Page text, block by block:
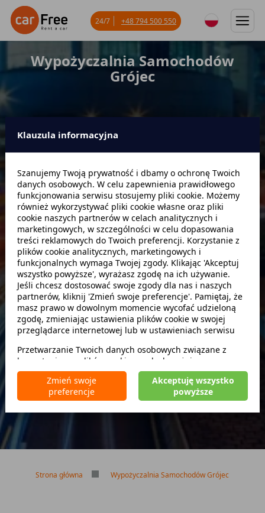
Wypożyczalnia Samochodów
Grójec
Data odbioru Godzina
Data zwrotu Godzina
Szukaj
zwróć w innym miejscu
Brak limitu kilometrów
Bezpłatne odwołanie rezerwacji
24/7 +48 794 500 550
Strona główna Wypożyczalnia Samochodów Grójec
Klauzula informacyjna
Szanujemy Twoją prywatność i dbamy o ochronę Twoich
danych osobowych. W celu zapewnienia prawidłowego
funkcjonowania serwisu stosujemy pliki cookie. Możemy
również wykorzystywać pliki cookie własne oraz pliki
cookie naszych partnerów w celach analitycznych i
marketingowych, w szczególności w celu dopasowania
treści reklamowych do Twoich preferencji. Korzystanie z
plików cookie analitycznych, marketingowych i
funkcjonalnych wymaga Twojej zgody. Klikając 'Akceptuj
wszystko powyższe', wyrażasz zgodę na ich używanie.
Jeśli chcesz dostosować swoje zgody dla nas i naszych
partnerów, kliknij 'Zmień swoje preferencje'. Pamiętaj, że
masz prawo w dowolnym momencie wycofać udzieloną
zgodę, zmieniając ustawienia plików cookie w swojej
przeglądarce internetowej lub w ustawieniach serwisu
Przetwarzanie Twoich danych osobowych związane z
korzystaniem z plików cookie w celach wyżej
wymienionych jest prowadzone przez CarFree sp. z o.o. z
siedzibą w Warszawie (02-677), ul. Cybernetyki 5,
będącego administratorem danych. W niektórych
nasi partnerzy. Szczegółowe informacje na temat
korzystania przez nas i naszych partnerów z plików cookie
oraz przetwarzania Twoich danych osobowych, w tym
dotyczące Twoich uprawnień, zawarte są w naszej
Zmień swoje
preferencje
Akceptuję wszystko
powyższe